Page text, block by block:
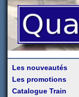
Les nouveautés
Les promotions
Catalogue Train